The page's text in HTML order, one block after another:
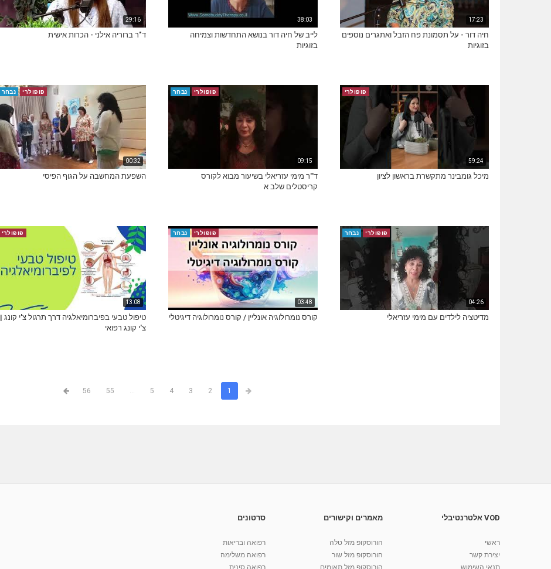
17:23
חיה דור - על תסמונת פח הזבל ואתגרים נוספים
בזוגיות
38:03
לייב של חיה דור בנושא התחדשות וצמיחה
בזוגיות
29:16
ד"ר ברוריה אילני - הכרות אישית
59:24
פופולרי
מיכל גומבינר מתקשרת בראשון לציון
09:15
פופולרי נבחר
ד''ר מימי עזריאלי בשיעור מבוא לקורס
קריסטלים שלב א
00:32
פופולרי נבחר
השפעת המחשבה על הגוף הפיסי
04:26
פופולרי נבחר
מדיטציה לילדים עם מימי עזריאלי
03:48
פופולרי נבחר
קורס נומרולוגיה אונליין / קורס נומרולוגיה דיגיטלי
13:08
פופולרי
טיפול טבעי בפיברומיאלגיה דרך תרגול צ'י קונג |
צ'י קונג רפואי
1
2
3
4
5
...
55
56
VOD אלטרנטיבלי
ראשי
יצירת קשר
מאמרים וקישורים
הורוסקופ מזל טלה
הורוסקופ מזל שור
סרטונים
רפואה ובריאות
רפואה משלימה